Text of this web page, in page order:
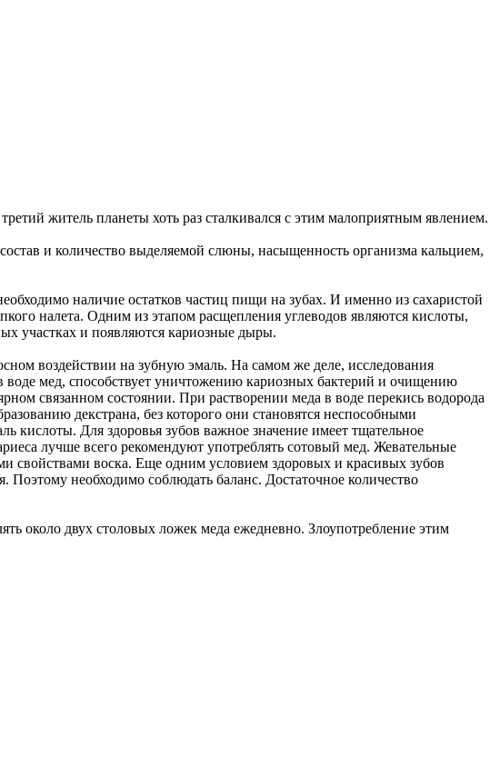
житель планеты хоть раз сталкивался с этим малоприятным явлением.
и количество выделяемой слюны, насыщенность организма кальцием,
наличие остатков частиц пищи на зубах. И именно из сахаристой
налета. Одним из этапом расщепления углеводов являются кислоты,
участках и появляются кариозные дыры.
воздействии на зубную эмаль. На самом же деле, исследования
мед, способствует уничтожению кариозных бактерий и очищению
связанном состоянии. При растворении меда в воде перекись водорода
декстрана, без которого они становятся неспособными
кислоты. Для здоровья зубов важное значение имеет тщательное
лучше всего рекомендуют употреблять сотовый мед. Жевательные
свойствами воска. Еще одним условием здоровых и красивых зубов
необходимо соблюдать баланс. Достаточное количество
около двух столовых ложек меда ежедневно. Злоупотребление этим